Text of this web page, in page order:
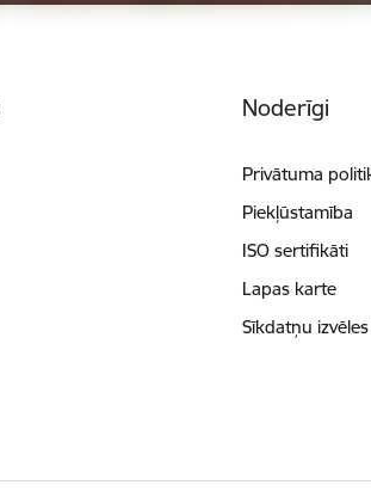
Noderīgi
Privātuma
Piekļūstamība
ISO sertifikāti
Lapas karte
Sīkdatņu